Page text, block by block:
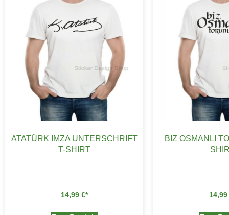
ATATÜRK IMZA UNTERSCHRIFT
T-SHIRT
14,99 €
BIZ OSMANLI
14,99